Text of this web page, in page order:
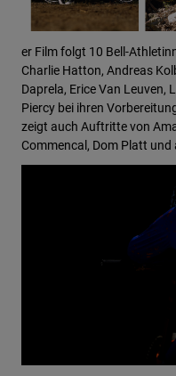
er Film folgt 10 Bell-
Charlie Hatton, Andreas
Daprela, Erice Van
Piercy bei ihren
zeigt auch Auftritte von
Commencal, Dom Platt und